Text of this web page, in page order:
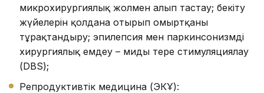
микрохирургиялық жолмен алып тастау; бекіту
жүйелерін қолдана отырып омыртқаны
тұрақтандыру; эпилепсия мен паркинсонизмді
хирургиялық емдеу – миды терең стимуляциялау
(DBS);
Репродуктивтік медицина (ЭКҰ):